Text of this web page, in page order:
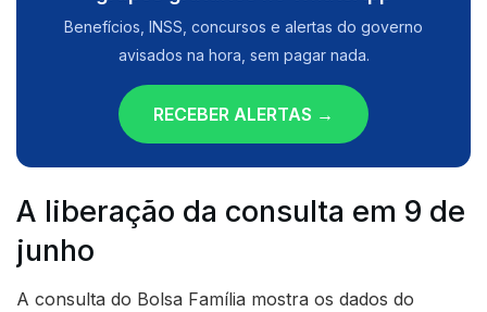
Benefícios, INSS, concursos e alertas do governo
avisados na hora, sem pagar nada.
RECEBER ALERTAS →
A liberação da consulta em 9 de
junho
A consulta do Bolsa Família mostra os dados do